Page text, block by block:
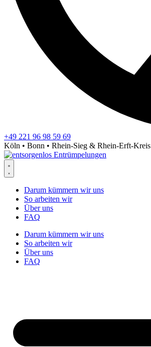
+49 221 96 98 59 69
Köln • Bonn • Rhein-Sieg & Rhein-Erft-Kreis
Darum kümmern wir uns
So arbeiten wir
Über uns
FAQ
Darum kümmern wir uns
So arbeiten wir
Über uns
FAQ